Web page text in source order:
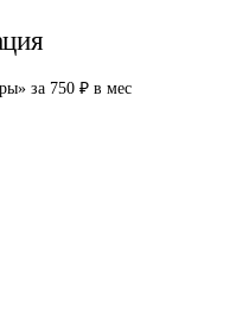
за 750 ₽ в мес